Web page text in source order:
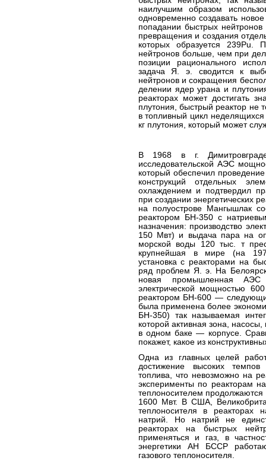
наилучшим образом
одновременно создавать
попадании быстрых
превращения и создания
которых образуется 239Pu.
нейтронов больше, чем при
позиции рационального
задача Я. э. сводится к
нейтронов и сокращения
делении ядер урана и
реакторах может достигать
плутония, быстрый реактор не
в топливный цикл
кг плутония, который может
В 1968 в г.
исследовательской АЭС
который обеспечил
конструкций отдельных
охлаждением и подтвердил
при создании энергетических
на полуострове Мангышлак
реактором БН-350 с
назначения: производство
150 Мвт) и выдача пара на
морской воды 120 тыс. т
крупнейшая в мире (на
установка с реакторами на
ряд проблем Я. э. На
новая промышленная
электрической мощностью
реактором БН-600 —
была применена более
БН-350) так называемая
которой активная зона,
в одном баке — корпусе.
покажет, какое из
Одна из главных целей
достижение высоких темпов
топлива, что невозможно на
эксперименты по реакторам
теплоносителем
1600 Мвт. В США,
теплоносителя в реакторах
натрий. Но натрий не
реакторах на быстрых
применяться и газ, в
энергетики АН БССР
газового теплоносителя.